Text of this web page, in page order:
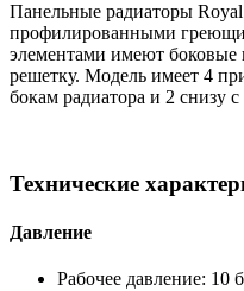
Панельные радиаторы
профилированными
элементами имеют
решетку. Модель имеет 4
бокам радиатора и 2 снизу
Технические
Давление
Рабочее давление: 10